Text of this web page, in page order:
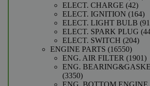
ELECT. CHARGE 4242
ELECT. IGNITION 164164
ELECT. LIGHT BULB 91
ELECT. SPARK PLUG
ELECT. SWITCH 204204
ENGINE PARTS 1655016550
ENG. AIR FILTER 1901
ENG.
33503350
producten
ENG. BOTTOM ENGINE